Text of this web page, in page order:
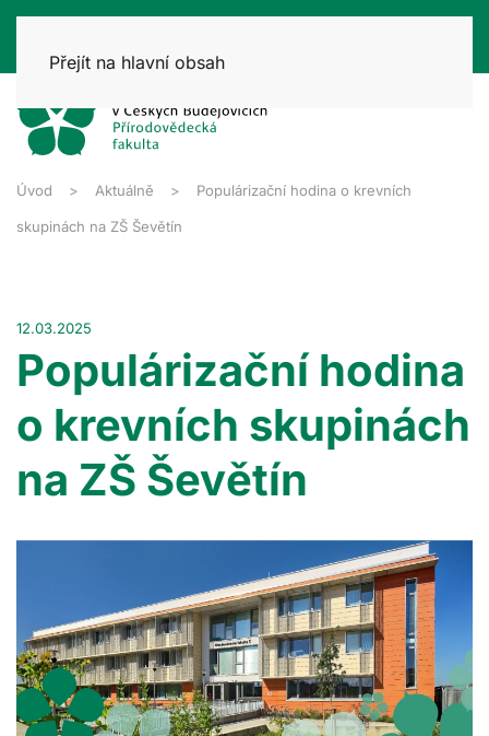
Přejít na hlavní obsah
Úvod Aktuálně Populárizační hodina o krevních
skupinách na ZŠ Ševětín
12.03.2025
Populárizační hodina
o krevních skupinách
na ZŠ Ševětín